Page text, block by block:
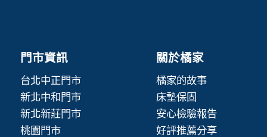
門市資訊
台北中正門市
新北中和門市
新北新莊門市
桃園門市
關於橘家
橘家的故事
床墊保固
安心檢驗報告
好評推薦分享